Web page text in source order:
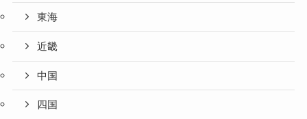
東海
近畿
中国
四国